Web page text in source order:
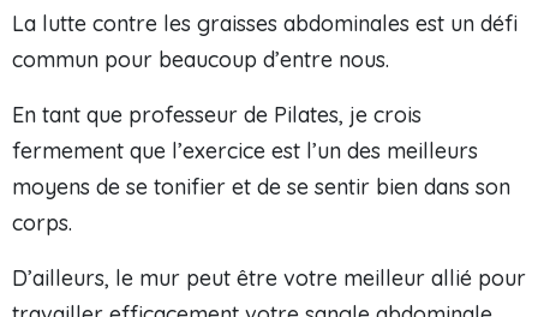
La lutte contre les graisses abdominales est un défi
commun pour beaucoup d’entre nous.
En tant que professeur de Pilates, je crois
fermement que l’exercice est l’un des meilleurs
moyens de se tonifier et de se sentir bien dans son
corps.
D’ailleurs, le mur peut être votre meilleur allié pour